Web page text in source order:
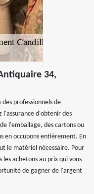
34,
professionnels de
l'assurance d'obtenir des
l'emballage, des cartons ou
en occupons entièrement. En
le matériel nécessaire. Pour
les achetons au prix qui vous
de gagner de l'argent